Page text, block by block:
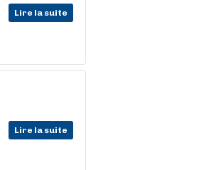
Lire la suite
Lire la suite